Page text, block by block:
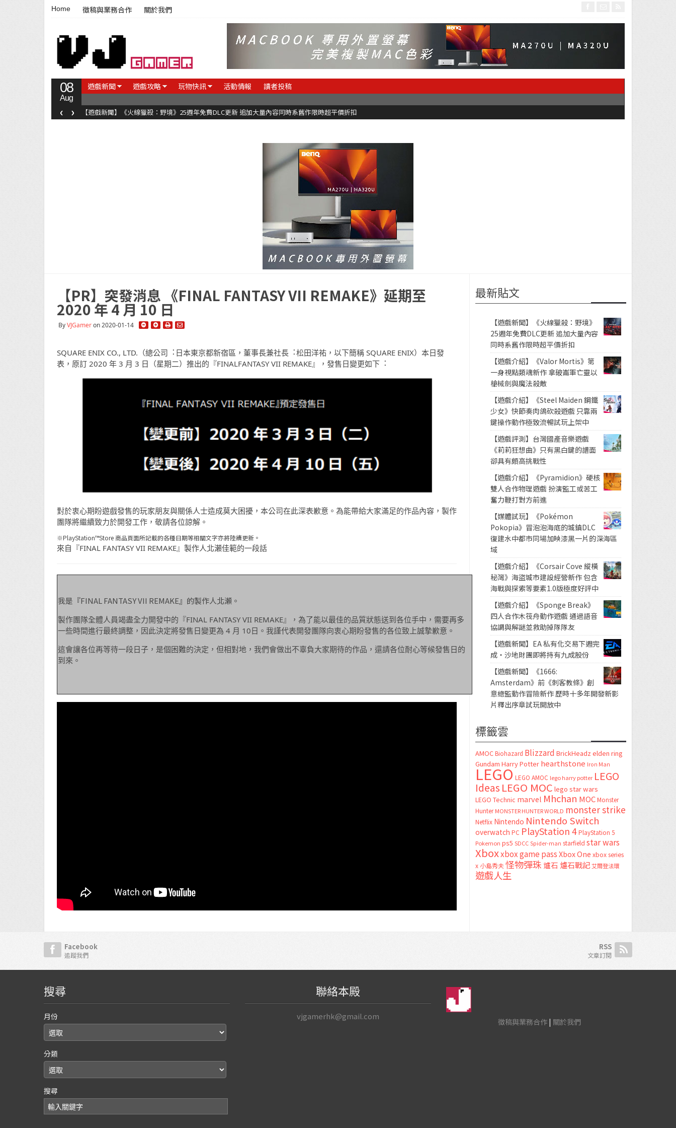
Home 徵稿與業務合作 關於我們
08
Aug
遊戲新聞 遊戲攻略 玩物快訊 活動情報 讀者投稿
【遊戲新聞】《火線獵殺：野境》25週年免費DLC更新 追加大量內容同時系舊作限時超平價折扣
‹ ›
【PR】突發消息 《FINAL FANTASY VII REMAKE》延期至
2020 年 4 月 10 日
ByVJGameron 2020-01-14
SQUARE ENIX CO., LTD.（總公司︓日本東京都新宿區，董事長兼社長︓松田洋祐，以下簡稱 SQUARE ENIX）本日發
表，原訂 2020 年 3 月 3 日（星期二）推出的『FINALFANTASY VII REMAKE』，發售日變更如下︓
對於衷心期盼遊戲發售的玩家朋友與關係人士造成莫大困擾，本公司在此深表歉意。為能帶給大家滿足的作品內容，製作
團隊將繼續致力於開發工作，敬請各位諒解。
※PlayStation™Store 商品頁面所記載的各種日期等相關文字亦將陸續更新。
來自『FINAL FANTASY VII REMAKE』製作人北瀬佳範的一段話
我是『FINAL FANTASY VII REMAKE』的製作人北瀬。
製作團隊全體人員竭盡全力開發中的『FINAL FANTASY VII REMAKE』，為了能以最佳的品質狀態送到各位手中，需要再多
一些時間進行最終調整，因此決定將發售日變更為 4 月 10日。我謹代表開發團隊向衷心期盼發售的各位致上誠摯歉意。
這會讓各位再等待一段日子，是個困難的決定，但相對地，我們會做出不辜負大家期待的作品，還請各位耐心等候發售日的
到來。
最新貼文
【遊戲新聞】《火線獵殺：野境》
25週年免費DLC更新 追加大量內容
同時系舊作限時超平價折扣
【遊戲介紹】《Valor Mortis》第
一身視點類魂新作 拿破崙軍亡靈以
槍械劍與魔法殺敵
【遊戲介紹】《Steel Maiden 鋼鐵
少女》快節奏肉鴿砍殺遊戲 只靠兩
鍵操作動作極致流暢試玩上架中
【遊戲評測】台灣國產音樂遊戲
《莉莉狂想曲》只有黑白鍵的譜面
卻具有頗高挑戰性
【遊戲介紹】《Pyramidion》硬核
雙人合作物理遊戲 扮演監工或苦工
奮力鞭打對方前進
【媒體試玩】《Pokémon
Pokopia》冒泡泡海底的城鎮DLC
復建水中都市同場加映漆黑一片的深海區
域
【遊戲介紹】《Corsair Cove 縱橫
秘灣》海盜城市建設經營新作 包含
海戰與探索等要素1.0版極度好評中
【遊戲介紹】《Sponge Break》
四人合作木筏舟動作遊戲 通過語音
協調與解謎並救助掉隊隊友
【遊戲新聞】EA 私有化交易下週完
成・沙地財團即將持有九成股份
【遊戲新聞】《1666:
Amsterdam》前《刺客教條》創
意總監動作冒險新作 歷時十多年開發新影
片釋出序章試玩開放中
標籤雲
AMOC Biohazard Blizzard BrickHeadz elden ring
Gundam Harry Potter hearthstone Iron Man
LEGO LEGO AMOC lego harry potter LEGO
Ideas LEGO MOC lego star wars
LEGO Technic marvel Mhchan MOC Monster
Hunter MONSTER HUNTER WORLD monster strike
Netflix Nintendo Nintendo Switch
overwatch PC PlayStation 4 PlayStation 5
Pokemon ps5 SDCC Spider-man starfield star wars
Xboxxbox game passXbox One xbox series
x 小島秀夫怪物彈珠 爐石 爐石戰記艾爾登法環
遊戲人生
Facebook
追蹤我們
RSS
文章訂閱
搜尋
月份
分類
搜尋
聯絡本殿
vjgamerhk@gmail.com
徵稿與業務合作| 關於我們